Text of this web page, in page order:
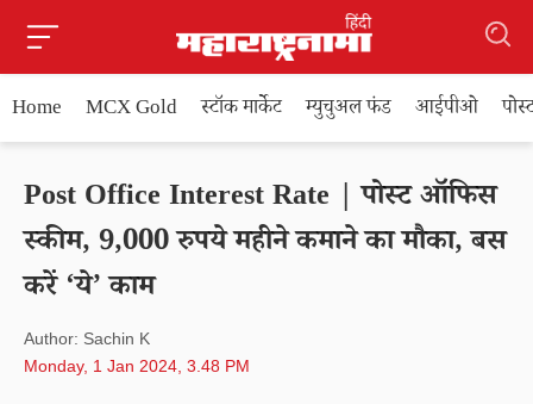
Home MCX Gold स्टॉक मार्केट म्युचुअल फंड आईपीओ
Post Office Interest Rate | पोस्ट ऑफिस
स्कीम, 9,000 रुपये महीने कमाने का मौका, बस
करें ‘ये’ काम
Author: Sachin K
Monday, 1 Jan 2024, 3.48 PM